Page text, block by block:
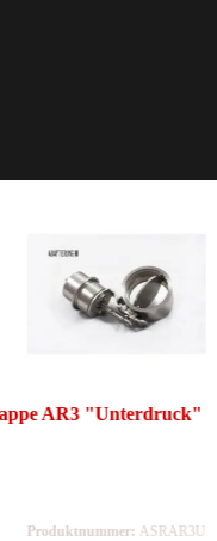
AR3 "Unterdruck"
Produktnummer: ASRAR3U